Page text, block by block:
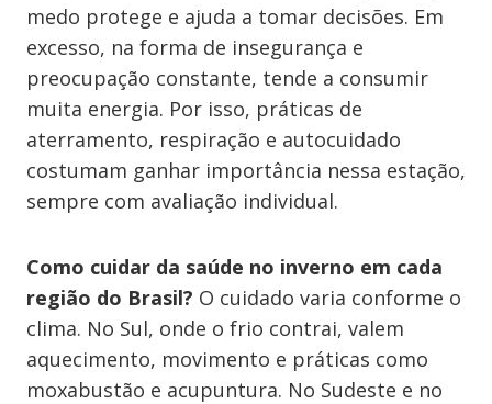
medo protege e ajuda a tomar decisões. Em
excesso, na forma de insegurança e
preocupação constante, tende a consumir
muita energia. Por isso, práticas de
aterramento, respiração e autocuidado
costumam ganhar importância nessa estação,
sempre com avaliação individual.
Como cuidar da saúde no inverno em cada
região do Brasil? O cuidado varia conforme o
clima. No Sul, onde o frio contrai, valem
aquecimento, movimento e práticas como
moxabustão e acupuntura. No Sudeste e no